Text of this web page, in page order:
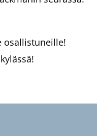
osallistuneille!